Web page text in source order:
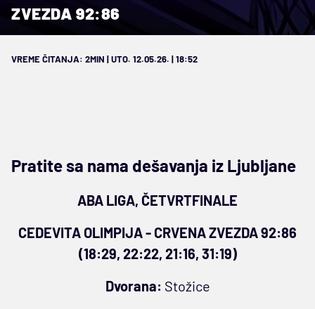
ZVEZDA 92:86
VREME ČITANJA: 2MIN | UTO. 12.05.26. | 18:52
Pratite sa nama dešavanja iz Ljubljane
ABA LIGA, ČETVRTFINALE
CEDEVITA OLIMPIJA - CRVENA ZVEZDA 92:86
(18:29, 22:22, 21:16, 31:19)
Dvorana: Stožice